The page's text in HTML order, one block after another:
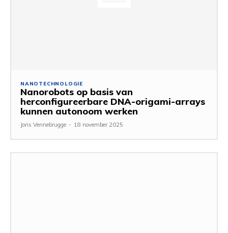
NANOTECHNOLOGIE
Nanorobots op basis van
herconfigureerbare DNA-origami-arrays
kunnen autonoom werken
Joris Vennebrugge - 18 november 2025